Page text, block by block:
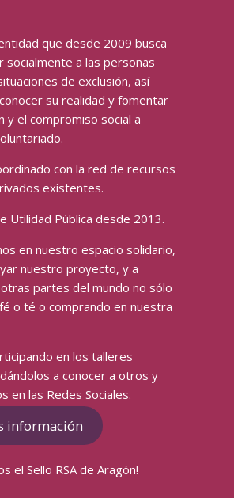
que desde 2009 busca
socialmente a las personas
de exclusión, así
su realidad y fomentar
y el compromiso social a
con la red de recursos
existentes.
Utilidad Pública desde 2013.
en nuestro espacio solidario,
nuestro proyecto, y a
partes del mundo no sólo
o té o comprando en nuestra
en los talleres
a conocer a otros y
en las Redes Sociales.
información
el Sello RSA de Aragón!